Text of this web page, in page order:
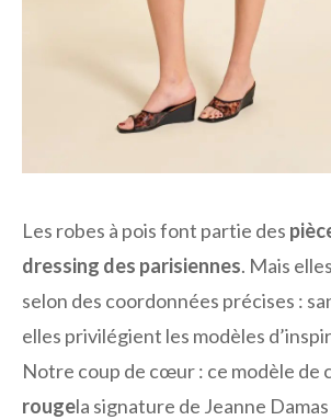
Les robes à pois font partie des
dressing des parisiennes. Mais
selon des coordonnées précises :
elles privilégient les modèles
Notre coup de cœur : ce modèle de
rougela signature de Jeanne